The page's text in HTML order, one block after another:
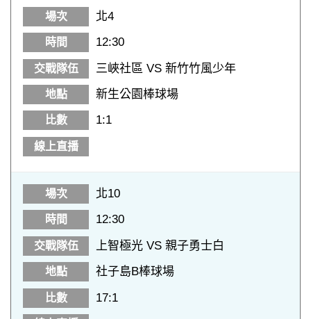
北4
12:30
三峽社區 VS 新竹竹風少年
新生公園棒球場
1:1
北10
12:30
上智極光 VS 親子勇士白
社子島B棒球場
17:1